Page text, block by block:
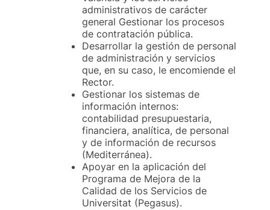
administrativos de carácter
general Gestionar los procesos
de contratación pública.
Desarrollar la gestión de personal
de administración y servicios
que, en su caso, le encomiende el
Rector.
Gestionar los sistemas de
información internos:
contabilidad presupuestaria,
financiera, analítica, de personal
y de información de recursos
(Mediterránea).
Apoyar en la aplicación del
Programa de Mejora de la
Calidad de los Servicios de
Universitat (Pegasus).